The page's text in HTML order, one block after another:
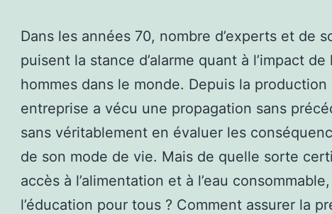
Dans les années 70, nombre d’experts et de
puisent la stance d’alarme quant à l’impact de
hommes dans le monde. Depuis la
entreprise a vécu une propagation sans
sans véritablement en évaluer les
de son mode de vie. Mais de quelle sorte
accès à l’alimentation et à l’eau
l’éducation pour tous ? Comment assurer la